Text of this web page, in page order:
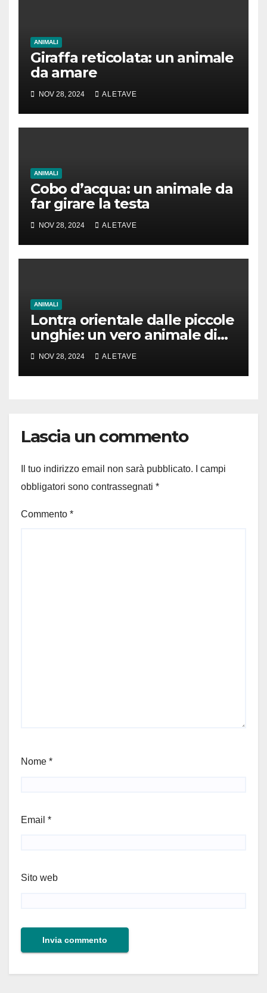
ANIMALI
Giraffa reticolata: un animale
da amare
NOV 28, 2024 ALETAVE
ANIMALI
Cobo d’acqua: un animale da
far girare la testa
NOV 28, 2024 ALETAVE
ANIMALI
Lontra orientale dalle piccole
unghie: un vero animale di
cui parlare
NOV 28, 2024 ALETAVE
Lascia un commento
Il tuo indirizzo email non sarà pubblicato.
I campi
obbligatori sono contrassegnati *
Commento *
Nome *
Email *
Sito web